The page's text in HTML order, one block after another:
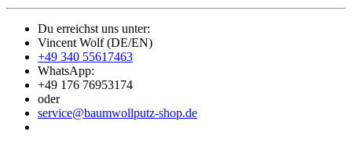
Du erreichst uns unter:
Vincent Wolf (DE/EN)
+49 340 55617463
WhatsApp:
+49 176 76953174
oder
service@baumwollputz-shop.de